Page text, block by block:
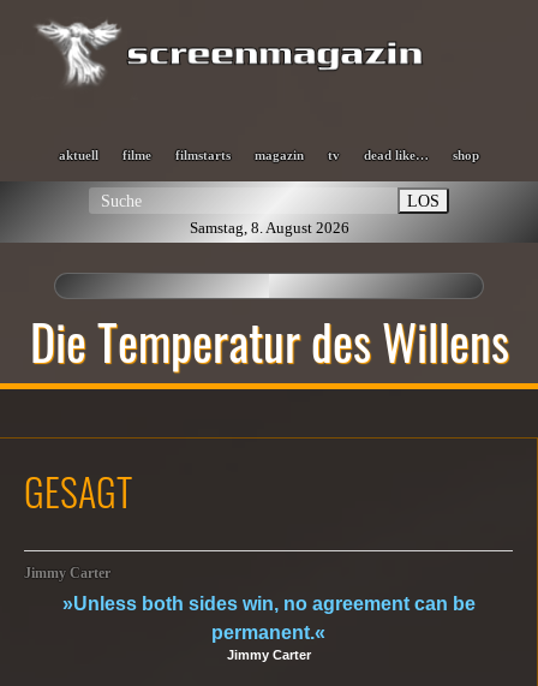
aktuell filme filmstarts magazin tv dead like… shop
LOS
Samstag, 8. August 2026
Die Temperatur des Willens
GESAGT
Jimmy Carter
»Unless both sides win, no agreement can be
permanent.«
Jimmy Carter